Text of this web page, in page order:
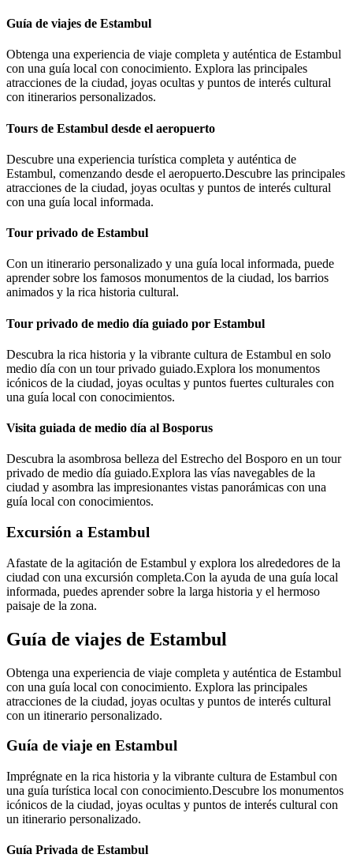
Guía de viajes de Estambul
Obtenga una experiencia de viaje completa y auténtica de Estambul
con una guía local con conocimiento. Explora las principales
atracciones de la ciudad, joyas ocultas y puntos de interés cultural
con itinerarios personalizados.
Tours de Estambul desde el aeropuerto
Descubre una experiencia turística completa y auténtica de
Estambul, comenzando desde el aeropuerto.Descubre las principales
atracciones de la ciudad, joyas ocultas y puntos de interés cultural
con una guía local informada.
Tour privado de Estambul
Con un itinerario personalizado y una guía local informada, puede
aprender sobre los famosos monumentos de la ciudad, los barrios
animados y la rica historia cultural.
Tour privado de medio día guiado por Estambul
Descubra la rica historia y la vibrante cultura de Estambul en solo
medio día con un tour privado guiado.Explora los monumentos
icónicos de la ciudad, joyas ocultas y puntos fuertes culturales con
una guía local con conocimientos.
Visita guiada de medio día al Bosporus
Descubra la asombrosa belleza del Estrecho del Bosporo en un tour
privado de medio día guiado.Explora las vías navegables de la
ciudad y asombra las impresionantes vistas panorámicas con una
guía local con conocimientos.
Excursión a Estambul
Afastate de la agitación de Estambul y explora los alrededores de la
ciudad con una excursión completa.Con la ayuda de una guía local
informada, puedes aprender sobre la larga historia y el hermoso
paisaje de la zona.
Guía de viajes de Estambul
Obtenga una experiencia de viaje completa y auténtica de Estambul
con una guía local con conocimiento. Explora las principales
atracciones de la ciudad, joyas ocultas y puntos de interés cultural
con un itinerario personalizado.
Guía de viaje en Estambul
Imprégnate en la rica historia y la vibrante cultura de Estambul con
una guía turística local con conocimiento.Descubre los monumentos
icónicos de la ciudad, joyas ocultas y puntos de interés cultural con
un itinerario personalizado.
Guía Privada de Estambul